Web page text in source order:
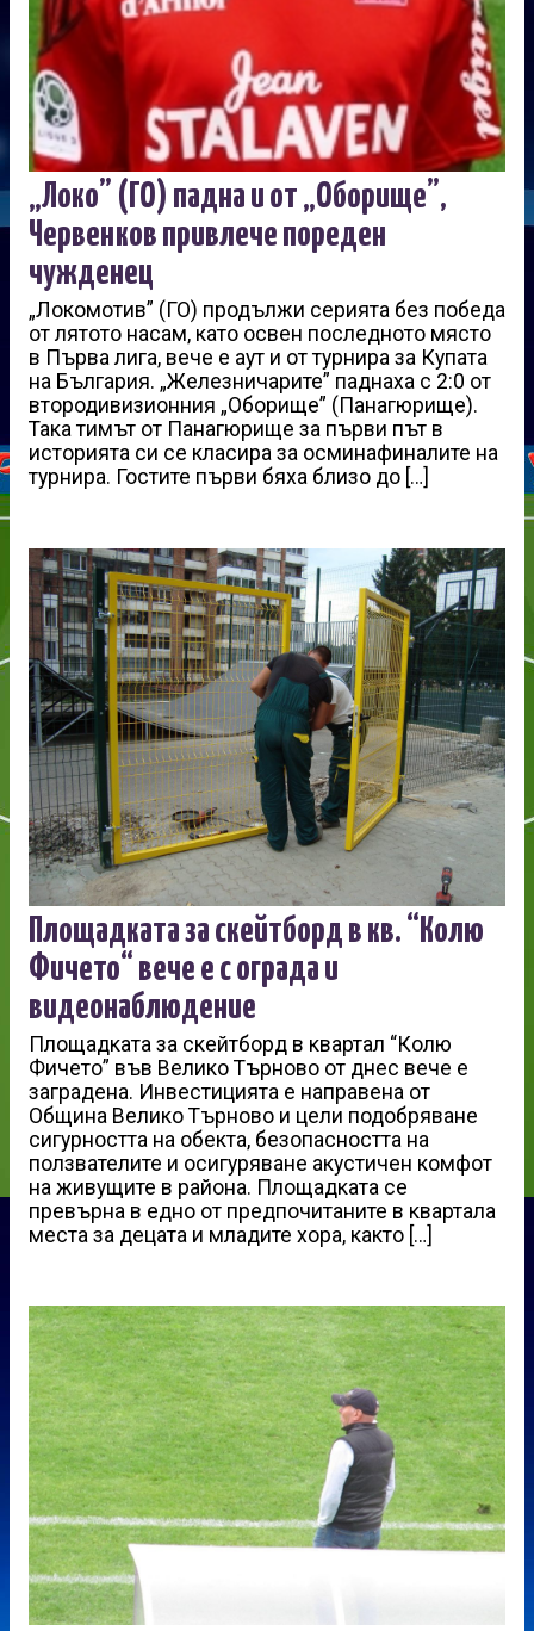
„Локо” (ГО) падна и от „Оборище”,
Червенков привлече пореден
чужденец
„Локомотив” (ГО) продължи серията без победа
от лятото насам, като освен последното място
в Първа лига, вече е аут и от турнира за Купата
на България. „Железничарите” паднаха с 2:0 от
втородивизионния „Оборище” (Панагюрище).
Така тимът от Панагюрище за първи път в
историята си се класира за осминафиналите на
турнира. Гостите първи бяха близо до […]
Площадката за скейтборд в кв. “Колю
Фичето“ вече е с ограда и
видеонаблюдение
Площадката за скейтборд в квартал “Колю
Фичето” във Велико Търново от днес вече е
заградена. Инвестицията е направена от
Община Велико Търново и цели подобряване
сигурността на обекта, безопасността на
ползвателите и осигуряване акустичен комфот
на живущите в района. Площадката се
превърна в едно от предпочитаните в квартала
места за децата и младите хора, както […]